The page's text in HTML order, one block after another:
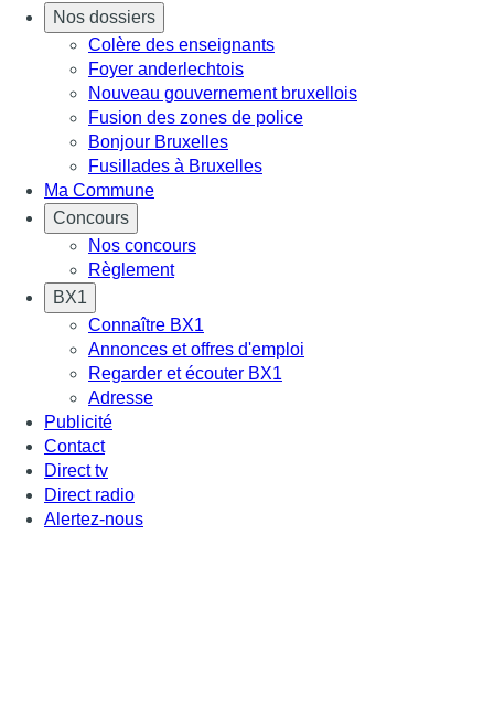
Nos dossiers
Colère des enseignants
Foyer anderlechtois
Nouveau gouvernement bruxellois
Fusion des zones de police
Bonjour Bruxelles
Fusillades à Bruxelles
Ma Commune
Concours
Nos concours
Règlement
BX1
Connaître BX1
Annonces et offres d'emploi
Regarder et écouter BX1
Adresse
Publicité
Contact
Direct tv
Direct radio
Alertez-nous